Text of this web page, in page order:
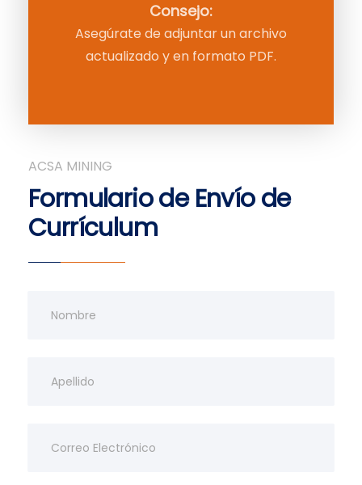
Consejo:
Asegúrate de adjuntar un archivo
actualizado y en formato PDF.
ACSA MINING
Formulario de Envío de
Currículum